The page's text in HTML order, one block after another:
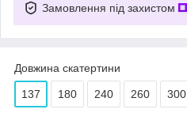
Замовлення під захистом
Довжина скатертини
137 180 240 260 300